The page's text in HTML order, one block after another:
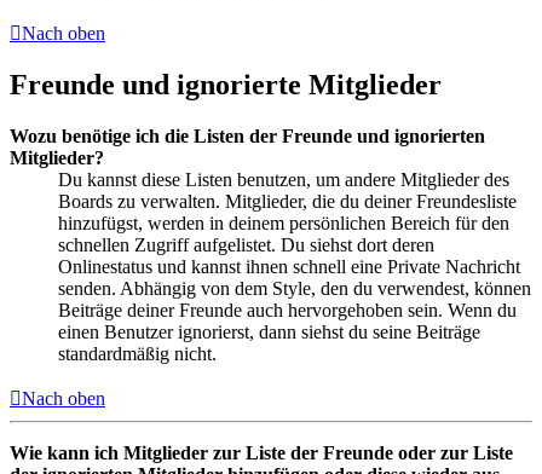
Nach oben
Freunde und ignorierte Mitglieder
Wozu benötige ich die Listen der Freunde und ignorierten
Mitglieder?
Du kannst diese Listen benutzen, um andere Mitglieder des
Boards zu verwalten. Mitglieder, die du deiner Freundesliste
hinzufügst, werden in deinem persönlichen Bereich für den
schnellen Zugriff aufgelistet. Du siehst dort deren
Onlinestatus und kannst ihnen schnell eine Private Nachricht
senden. Abhängig von dem Style, den du verwendest, können
Beiträge deiner Freunde auch hervorgehoben sein. Wenn du
einen Benutzer ignorierst, dann siehst du seine Beiträge
standardmäßig nicht.
Nach oben
Wie kann ich Mitglieder zur Liste der Freunde oder zur Liste